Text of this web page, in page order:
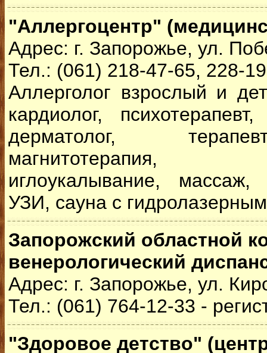
"Аллергоцентр"
Адрес: г. Запорожье, ул.
Тел.: (061) 218-47-65, 228-
Аллерголог взрослый и
кардиолог, психотерапевт,
дерматолог,
магнитотерапия,
иглоукалывание,
УЗИ, сауна с
Запорожский областной
венерологический
Адрес: г. Запорожье, ул.
Тел.: (061) 764-12-33 -
"Здоровое детство"